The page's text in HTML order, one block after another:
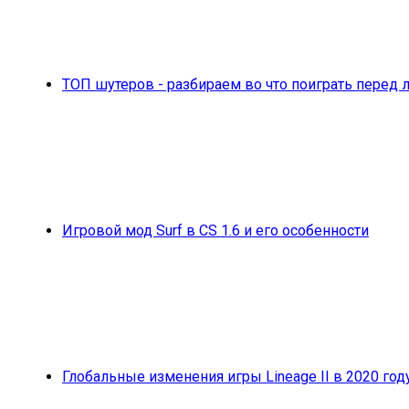
ТОП шутеров - разбираем во что поиграть перед
Игровой мод Surf в CS 1.6 и его особенности
Глобальные изменения игры Lineage II в 2020